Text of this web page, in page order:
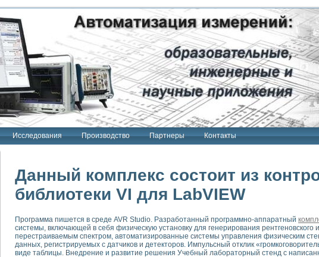
Исследования Производство Партнеры Контакты
"Сигнал-USB"
Интроскан
система
USB"
Данный комплекс состоит из
библиотеки VI для LabVIEW
Программа пишется в среде AVR Studio. Разработанный программно-аппаратный
системы, включающей в себя физическую установку для генерирования рентгеновского
перестраиваемым спектром, автоматизированные системы управления физическим
данных, регистрируемых с датчиков и детекторов. Импульсный отклик
виде таблицы. Внедрение и развитие решения Учебный лабораторный стенд с